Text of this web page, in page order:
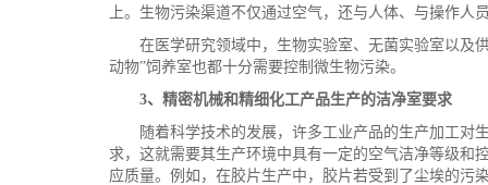
上。生物污染渠道不仅通过空气，还与人体、与操作人
在医学研究领域中，生物实验室、无菌实验室以及
动物”饲养室也都十分需要控制微生物污染。
3、精密机械和精细化工产品生产的洁净室要求
随着科学技术的发展，许多工业产品的生产加工对
求，这就需要其生产环境中具有一定的空气洁净等级和
应质量。例如，在胶片生产中，胶片若受到了尘埃的污